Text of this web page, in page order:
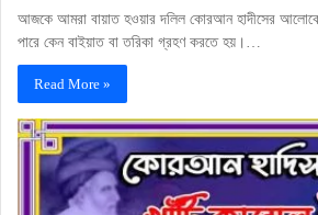
আজকে আমরা বায়াত হওয়ার দলিল কোরআন হাদীসের
পারে কেন বাইয়াত বা তরিকা গ্রহণ করতে হয়।…
Read More »